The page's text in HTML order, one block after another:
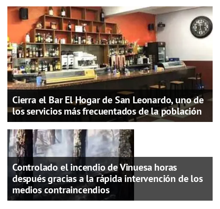
Cierra el Bar El Hogar de San Leonardo, uno de
los servicios más frecuentados de la población
Controlado el incendio de Vinuesa horas
después gracias a la rápida intervención de los
medios contraincendios